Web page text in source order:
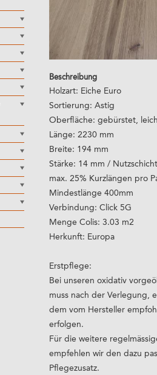
Beschreibung
Holzart: Eiche Euro
Sortierung: Astig
Oberfläche: gebürstet,
Länge: 2230 mm
Breite: 194 mm
Stärke: 14 mm /
max. 25% Kurzlängen pro
Mindestlänge 400mm
Verbindung: Click 5G
Menge Colis: 3.03 m2
Herkunft: Europa
Erstpflege:
Bei unseren oxidativ
muss nach der Verlegung,
dem vom Hersteller
erfolgen.
Für die weitere
empfehlen wir den dazu
Pflegezusatz.